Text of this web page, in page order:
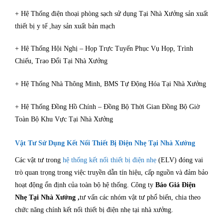
+ Hệ Thống điện thoại phòng sạch sử dụng Tại Nhà Xưởng sản xuất
thiết bị y tế ,hay sản xuất bản mạch
+ Hệ Thống Hội Nghị – Họp Trực Tuyến Phục Vụ Họp, Trình
Chiếu, Trao Đổi Tại Nhà Xưởng
+ Hệ Thống Nhà Thông Minh, BMS Tự Động Hóa Tại Nhà Xưởng
+ Hệ Thống Đồng Hồ Chính – Đồng Bộ Thời Gian Đồng Bộ Giờ
Toàn Bộ Khu Vực Tại Nhà Xưởng
Vật Tư Sử Dụng Kết Nối Thiết Bị Điện Nhẹ Tại Nhà Xưởng
Các vật tư trong hệ thống kết nối thiết bị điện nhẹ (ELV) đóng vai
trò quan trọng trong việc truyền dẫn tín hiệu, cấp nguồn và đảm bảo
hoạt động ổn định của toàn bộ hệ thống. Công ty Báo Giá Điện
Nhẹ Tại Nhà Xưởng ,tư vấn các nhóm vật tư phổ biến, chia theo
chức năng chính kết nối thiết bị điện nhẹ tại nhà xưởng.